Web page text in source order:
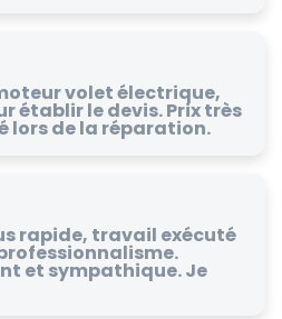
volet électrique,
établir le devis. Prix très
lors de la réparation.
rapide, travail exécuté
et sympathique. Je